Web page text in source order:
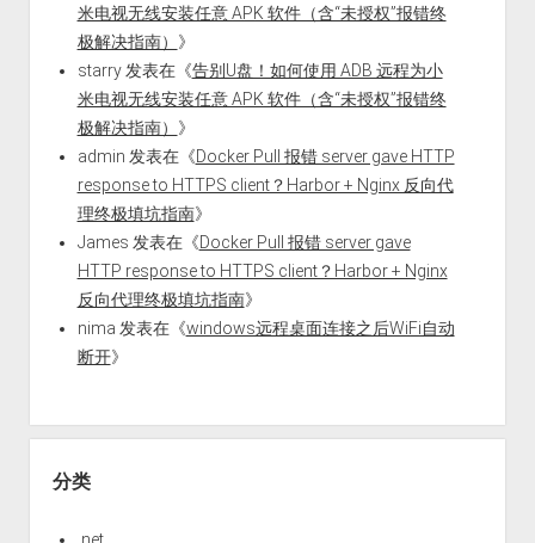
米电视无线安装任意 APK 软件（含“未授权”报错终
极解决指南） 》
starry发表在《告别U盘！如何使用 ADB 远程为小
米电视无线安装任意 APK 软件（含“未授权”报错终
极解决指南） 》
admin 发表在《Docker Pull 报错 server gave HTTP
response to HTTPS client？Harbor + Nginx 反向代
理终极填坑指南》
James 发表在《Docker Pull 报错 server gave
HTTP response to HTTPS client？Harbor + Nginx
反向代理终极填坑指南》
nima 发表在《windows远程桌面连接之后WiFi自动
断开》
分类